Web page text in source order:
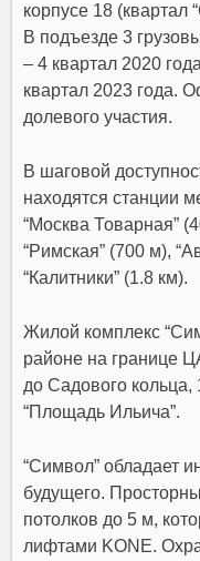
корпусе 18 (квартал
В подъезде 3
– 4 квартал 2020
квартал 2023 года.
долевого участия.
В шаговой
находятся станции
“Москва Товарная”
“Римская” (700 м),
“Калитники” (1.8 км).
Жилой комплекс
районе на границе
до Садового кольца,
“Площадь Ильича”.
“Символ” обладает
будущего.
потолков до 5 м,
лифтами KONE.